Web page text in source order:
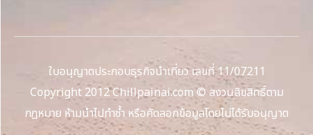
ใบอนุญาตประกอบธุรกิจนำเที่ยว เลขที่ 11/07211
Copyright 2012 Chillpainai.com © สงวนลิขสิทธิ์ตาม
กฎหมาย ห้ามนำไปทำซ้ำ หรือคัดลอกข้อมูลโดยไม่ได้รับอนุญาต